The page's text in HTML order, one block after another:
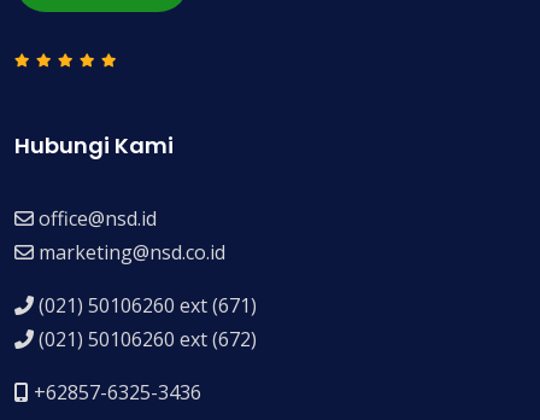
Hubungi Kami
office@nsd.id
marketing@nsd.co.id
(021) 50106260 ext (671)
(021) 50106260 ext (672)
+62857-6325-3436